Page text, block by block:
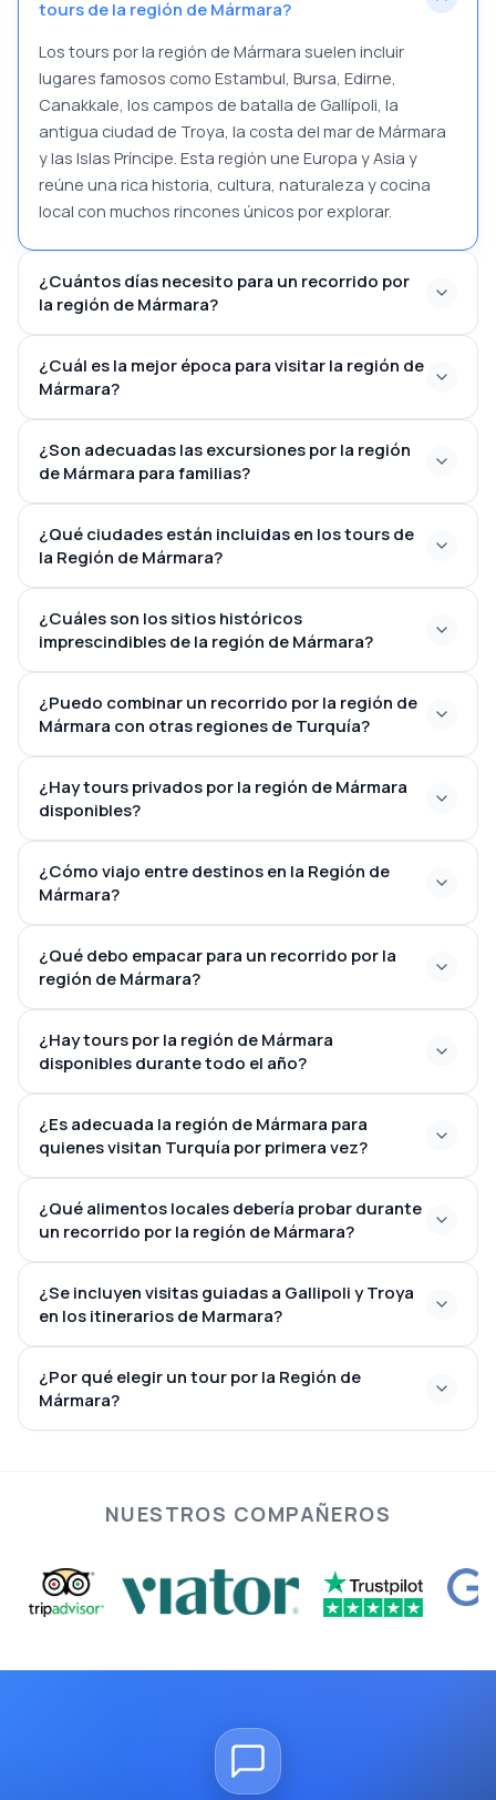
tours de la región de Mármara?
Los tours por la región de Mármara suelen incluir
lugares famosos como Estambul, Bursa, Edirne,
Canakkale, los campos de batalla de Gallípoli, la
antigua ciudad de Troya, la costa del mar de Mármara
y las Islas Príncipe. Esta región une Europa y Asia y
reúne una rica historia, cultura, naturaleza y cocina
local con muchos rincones únicos por explorar.
¿Cuántos días necesito para un recorrido por
la región de Mármara?
¿Cuál es la mejor época para visitar la región de
Mármara?
¿Son adecuadas las excursiones por la región
de Mármara para familias?
¿Qué ciudades están incluidas en los tours de
la Región de Mármara?
¿Cuáles son los sitios históricos
imprescindibles de la región de Mármara?
¿Puedo combinar un recorrido por la región de
Mármara con otras regiones de Turquía?
¿Hay tours privados por la región de Mármara
disponibles?
¿Cómo viajo entre destinos en la Región de
Mármara?
¿Qué debo empacar para un recorrido por la
región de Mármara?
¿Hay tours por la región de Mármara
disponibles durante todo el año?
¿Es adecuada la región de Mármara para
quienes visitan Turquía por primera vez?
¿Qué alimentos locales debería probar durante
un recorrido por la región de Mármara?
¿Se incluyen visitas guiadas a Gallipoli y Troya
en los itinerarios de Marmara?
¿Por qué elegir un tour por la Región de
Mármara?
NUESTROS COMPAÑEROS